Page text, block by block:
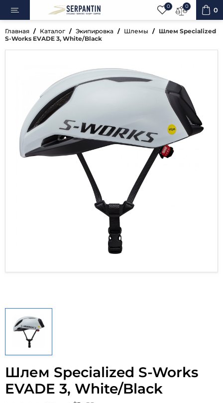
0 0 0
Главная Каталог Экипировка Шлемы
Шлем Specialized
S-Works EVADE 3, White/Black
Шлем Specialized S-Works
EVADE 3, White/Black